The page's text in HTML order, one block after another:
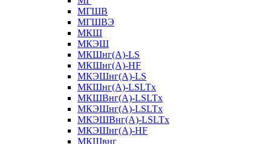
МГШВ
МГШВЭ
МКШ
МКЭШ
МКШнг(А)-LS
МКШнг(А)-HF
МКЭШнг(А)-LS
МКШнг(А)-LSLTx
МКШВнг(A)-LSLTx
МКЭШнг(А)-LSLTx
МКЭШВнг(A)-LSLTx
МКЭШнг(А)-HF
МКШвнг